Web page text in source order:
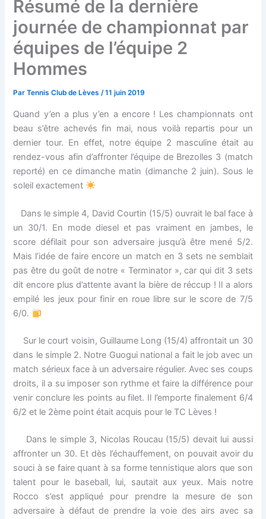
Résumé de la dernière
journée de championnat par
équipes de l’équipe 2
Hommes
ParTennis Club de Lèves/11 juin 2019
Quand y’en a plus y’en a encore ! Les championnats ont
beau s’être achevés fin mai, nous voilà repartis pour un
dernier tour. En effet, notre équipe 2 masculine était au
rendez-vous afin d’affronter l’équipe de Brezolles 3 (match
reporté) en ce dimanche matin (dimanche 2 juin). Sous le
soleil exactement
Dans le simple 4, David Courtin (15/5) ouvrait le bal face à
un 30/1. En mode diesel et pas vraiment en jambes, le
score défilait pour son adversaire jusqu’à être mené 5/2.
Mais l’idée de faire encore un match en 3 sets ne semblait
pas être du goût de notre « Terminator », car qui dit 3 sets
dit encore plus d’attente avant la bière de réccup ! Il a alors
empilé les jeux pour finir en roue libre sur le score de 7/5
6/0.
Sur le court voisin, Guillaume Long (15/4) affrontait un 30
dans le simple 2. Notre Guogui national a fait le job avec un
match sérieux face à un adversaire régulier. Avec ses coups
droits, il a su imposer son rythme et faire la différence pour
venir conclure les points au filet. Il l’emporte finalement 6/4
6/2 et le 2ème point était acquis pour le TC Lèves !
Dans le simple 3, Nicolas Roucau (15/5) devait lui aussi
affronter un 30. Et dès l’échauffement, on pouvait avoir du
souci à se faire quant à sa forme tennistique alors que son
talent pour le baseball, lui, sautait aux yeux. Mais notre
Rocco s’est appliqué pour prendre la mesure de son
adversaire à défaut de prendre la voie des airs avec sa